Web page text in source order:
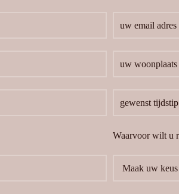
Waarvoor wilt u